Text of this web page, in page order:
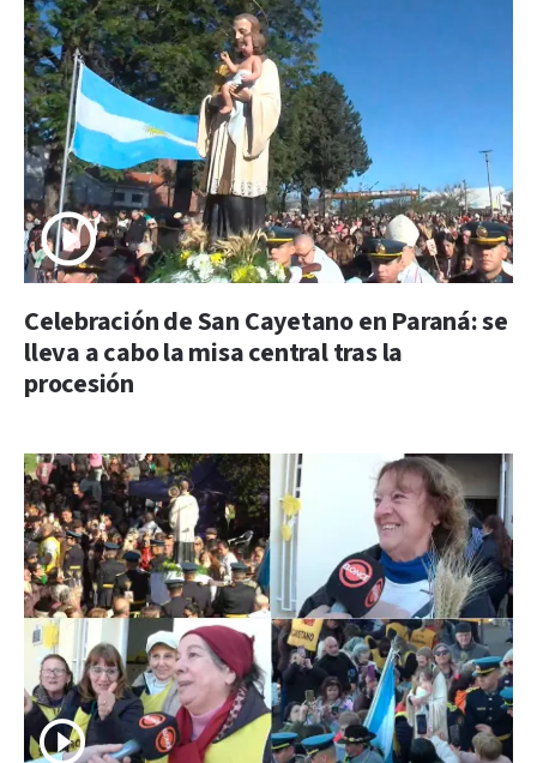
Celebración de San Cayetano en Paraná: se
lleva a cabo la misa central tras la
procesión